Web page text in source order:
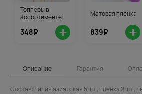
Топперы в
ассортименте
348₽ +
Матовая пленка
839₽ +
Описание Гарантия
Состав: лилия азиатская 5 шт., пленка 2 шт.,